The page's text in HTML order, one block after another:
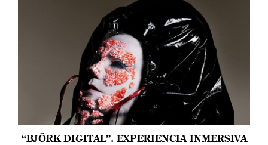
“BJÖRK DIGITAL”. EXPERIENCIA INMERSIVA